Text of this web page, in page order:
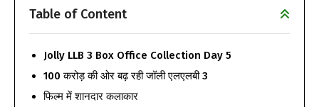
Table of Content
Jolly LLB 3 Box Office Collection Day 5
100 करोड़ की ओर बढ़ रही जॉली एलएलबी 3
फिल्म में शानदार कलाकार